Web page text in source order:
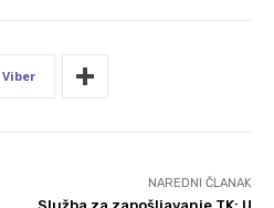
Viber
NAREDNI ČLANAK